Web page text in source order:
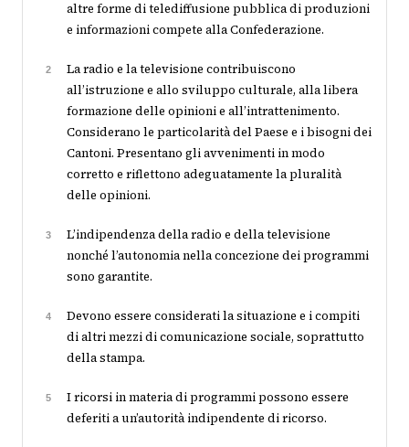
altre forme di telediffusione pubblica di produzioni
e informazioni compete alla Confederazione.
2
La radio e la televisione contribuiscono
all’istruzione e allo sviluppo culturale, alla libera
formazione delle opinioni e all’intrattenimento.
Considerano le particolarità del Paese e i bisogni dei
Cantoni. Presentano gli avvenimenti in modo
corretto e riflettono adeguatamente la pluralità
delle opinioni.
3
L’indipendenza della radio e della televisione
nonché l’autonomia nella concezione dei programmi
sono garantite.
4
Devono essere considerati la situazione e i compiti
di altri mezzi di comunicazione sociale, soprattutto
della stampa.
5
I ricorsi in materia di programmi possono essere
deferiti a un’autorità indipendente di ricorso.